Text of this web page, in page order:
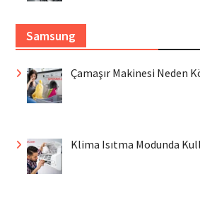
Samsung
Çamaşır Makinesi Neden
Klima Isıtma Modunda